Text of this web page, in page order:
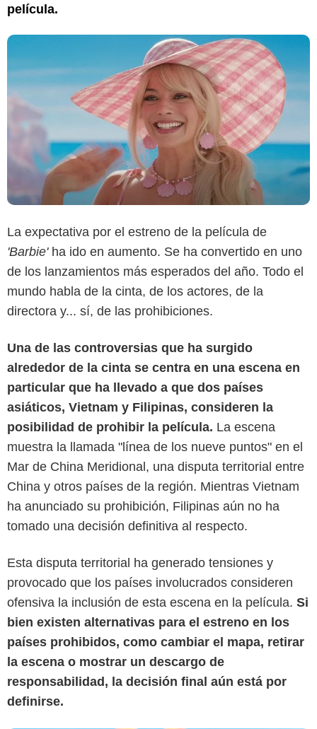
película.
La expectativa por el estreno de la película de
'Barbie' ha ido en aumento. Se ha convertido en uno
de los lanzamientos más esperados del año. Todo el
mundo habla de la cinta, de los actores, de la
directora y... sí, de las prohibiciones.
Una de las controversias que ha surgido
alrededor de la cinta se centra en una escena en
particular que ha llevado a que dos países
asiáticos, Vietnam y Filipinas, consideren la
posibilidad de prohibir la película. La escena
muestra la llamada "línea de los nueve puntos" en el
Mar de China Meridional, una disputa territorial entre
China y otros países de la región. Mientras Vietnam
ha anunciado su prohibición, Filipinas aún no ha
tomado una decisión definitiva al respecto.
Esta disputa territorial ha generado tensiones y
provocado que los países involucrados consideren
ofensiva la inclusión de esta escena en la película. Si
bien existen alternativas para el estreno en los
países prohibidos, como cambiar el mapa, retirar
la escena o mostrar un descargo de
responsabilidad, la decisión final aún está por
definirse.
'Barbie'